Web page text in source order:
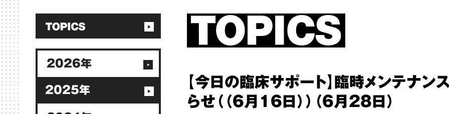
【今日の臨床サポート】臨時メンテナ
らせ（（6月16日））（6月28日）
2026年
2025年